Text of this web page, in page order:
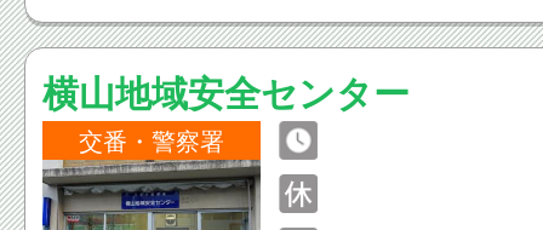
横山地域安全センター
交番・警察署